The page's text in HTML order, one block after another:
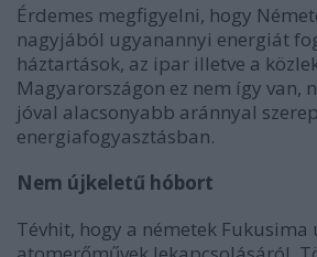
Érdemes megfigyelni, hogy
nagyjából ugyanannyi energiát
háztartások, az ipar illetve a
Magyarországon ez nem így van,
jóval alacsonyabb aránnyal
energiafogyasztásban.
Nem újkeletű hóbort
Tévhit, hogy a németek